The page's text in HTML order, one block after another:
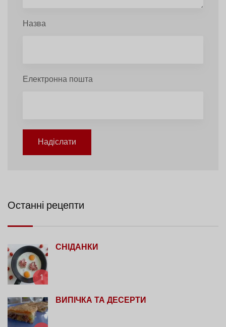
Назва
Електронна пошта
Надіслати
Останні рецепти
1
СНІДАНКИ
ВИПІЧКА ТА ДЕСЕРТИ